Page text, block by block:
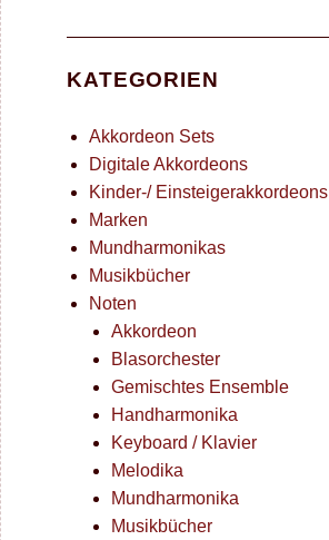
KATEGORIEN
Akkordeon Sets
Digitale Akkordeons
Kinder-/ Einsteigerakkordeons
Marken
Mundharmonikas
Musikbücher
Noten
Akkordeon
Blasorchester
Gemischtes Ensemble
Handharmonika
Keyboard / Klavier
Melodika
Mundharmonika
Musikbücher